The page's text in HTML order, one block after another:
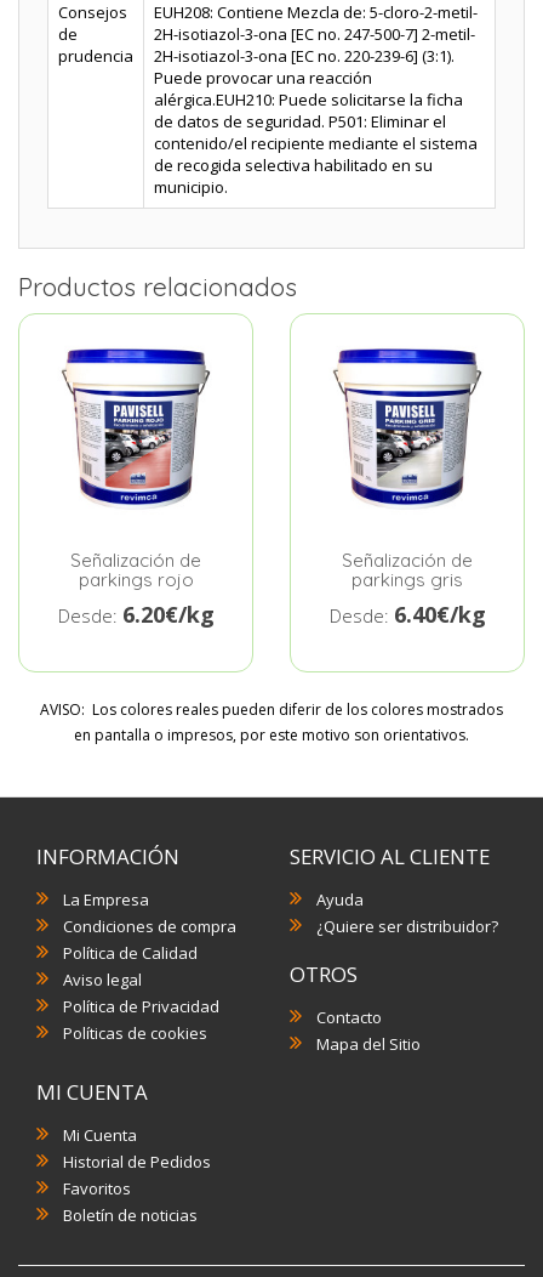
Consejos
de
prudencia
EUH208: Contiene Mezcla de: 5-cloro-2-metil-
2H-isotiazol-3-ona [EC no. 247-500-7] 2-metil-
2H-isotiazol-3-ona [EC no. 220-239-6] (3:1).
Puede provocar una reacción
alérgica.EUH210: Puede solicitarse la ficha
de datos de seguridad. P501: Eliminar el
contenido/el recipiente mediante el sistema
de recogida selectiva habilitado en su
municipio.
Productos relacionados
Señalización de
parkings rojo
Desde: 6.20€/kg
Señalización de
parkings gris
Desde: 6.40€/kg
AVISO: Los colores reales pueden diferir de los colores mostrados
en pantalla o impresos, por este motivo son orientativos.
INFORMACIÓN
La Empresa
Condiciones de compra
Política de Calidad
Aviso legal
Política de Privacidad
Políticas de cookies
SERVICIO AL CLIENTE
Ayuda
¿Quiere ser distribuidor?
OTROS
Contacto
Mapa del Sitio
MI CUENTA
Mi Cuenta
Historial de Pedidos
Favoritos
Boletín de noticias